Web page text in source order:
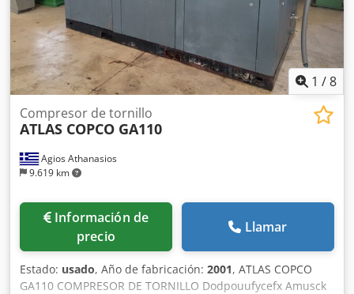
1 /8
Agios Athanasios
9.619 km
Compresor de tornillo
ATLAS COPCO GA110
Información de
precio
Llamar
Estado: usado, Año de fabricación: 2001, ATLAS COPCO
GA110 COMPRESOR DE TORNILLO Dodpouufycefx Amusck